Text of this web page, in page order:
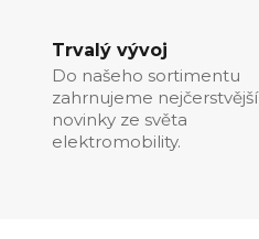
Trvalý vývoj
Do našeho sortimentu
zahrnujeme nejčerstvější
novinky ze světa
elektromobility.